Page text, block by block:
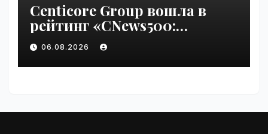
Centicore Group вошла в
рейтинг «CNews500:
Крупнейшие ИТ-компании
России» | VseTime.ru
06.08.2026